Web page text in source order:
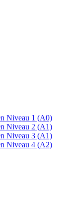
Niveau 1 (A0)
Niveau 2 (A1)
Niveau 3 (A1)
Niveau 4 (A2)